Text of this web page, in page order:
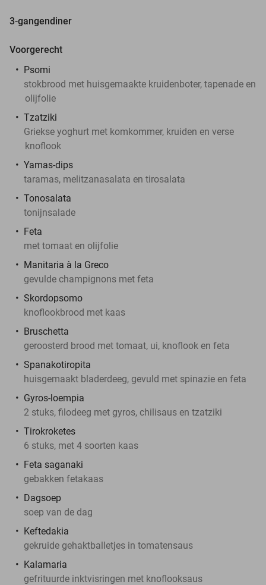
3-gangendiner
Voorgerecht
Psomi
stokbrood met huisgemaakte kruidenboter, tapenade en
olijfolie
Tzatziki
Griekse yoghurt met komkommer, kruiden en verse
knoflook
Yamas-dips
taramas, melitzanasalata en tirosalata
Tonosalata
tonijnsalade
Feta
met tomaat en olijfolie
Manitaria à la Greco
gevulde champignons met feta
Skordopsomo
knoflookbrood met kaas
Bruschetta
geroosterd brood met tomaat, ui, knoflook en feta
Spanakotiropita
huisgemaakt bladerdeeg, gevuld met spinazie en feta
Gyros-loempia
2 stuks, filodeeg met gyros, chilisaus en tzatziki
Tirokroketes
6 stuks, met 4 soorten kaas
Feta saganaki
gebakken fetakaas
Dagsoep
soep van de dag
Keftedakia
gekruide gehaktballetjes in tomatensaus
Kalamaria
gefrituurde inktvisringen met knoflooksaus